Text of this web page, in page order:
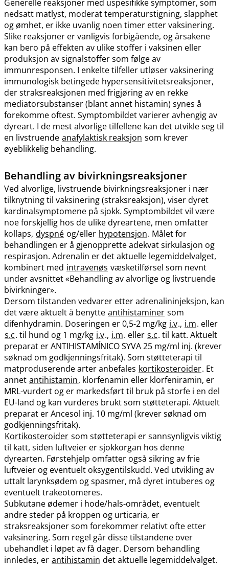
Generelle reaksjoner med uspesifikke symptomer, som
nedsatt matlyst, moderat temperaturstigning, slapphet
og ømhet, er ikke uvanlig noen timer etter vaksinering.
Slike reaksjoner er vanligvis forbigående, og årsakene
kan bero på effekten av ulike stoffer i vaksinen eller
produksjon av signalstoffer som følge av
immunresponsen. I enkelte tilfeller utløser vaksinering
immunologisk betingede hypersensitivitetsreaksjoner,
der straksreaksjonen med frigjøring av en rekke
mediatorsubstanser (blant annet histamin) synes å
forekomme oftest. Symptombildet varierer avhengig av
dyreart. I de mest alvorlige tilfellene kan det utvikle seg til
en livstruende anafylaktisk reaksjon som krever
øyeblikkelig behandling.
Behandling av bivirkningsreaksjoner
Ved alvorlige, livstruende bivirkningsreaksjoner i nær
tilknytning til vaksinering (straksreaksjon), viser dyret
kardinalsymptomene på sjokk. Symptombildet vil være
noe forskjellig hos de ulike dyreartene, men omfatter
kollaps, dyspné og​/​eller hypotensjon. Målet for
behandlingen er å gjenopprette adekvat sirkulasjon og
respirasjon. Adrenalin er det aktuelle legemiddelvalget,
kombinert med intravenøs væsketilførsel som nevnt
under avsnittet «Behandling av alvorlige og livstruende
bivirkninger».
Dersom tilstanden vedvarer etter adrenalininjeksjon, kan
det være aktuelt å benytte antihistaminer som
difenhydramin. Doseringen er 0,5-2 mg/kg i.v., i.m. eller
s.c. til hund og 1 mg/kg i.v., i.m. eller s.c. til katt. Aktuelt
preparat er ANTIHISTAMÍNICO SYVA 25 mg/ml inj. (krever
søknad om godkjenningsfritak). Som støtteterapi til
matproduserende arter anbefales kortikosteroider. Et
annet antihistamin, klorfenamin eller klorfeniramin, er
MRL-vurdert og er markedsført til bruk på storfe i en del
EU-land og kan vurderes brukt som støtteterapi. Aktuelt
preparat er Ancesol inj. 10 mg/ml (krever søknad om
godkjenningsfritak).
Kortikosteroider som støtteterapi er sannsynligvis viktig
til katt, siden luftveier er sjokkorgan hos denne
dyrearten. Førstehjelp omfatter også sikring av frie
luftveier og eventuelt oksygentilskudd. Ved utvikling av
uttalt larynksødem og spasmer, må dyret intuberes og
eventuelt trakeotomeres.
Subkutane ødemer i hode​/​hals-området, eventuelt
andre steder på kroppen og urticaria, er
straksreaksjoner som forekommer relativt ofte etter
vaksinering. Som regel går disse tilstandene over
ubehandlet i løpet av få dager. Dersom behandling
innledes, er antihistamin det aktuelle legemiddelvalget.